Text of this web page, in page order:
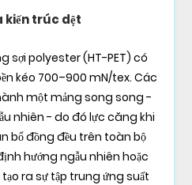
kiến trúc dệt
sợi polyester (HT-PET) có
kéo 700–900 mN/tex. Các
một mảng song song -
nhiên - do đó lực căng khi
bổ đồng đều trên toàn bộ
hướng ngẫu nhiên hoặc
ra sự tập trung ứng suất